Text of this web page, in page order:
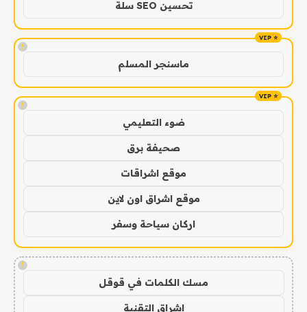
تحسين SEO سلة
!
ماسنجر المسلم
!
ضوء التعليمي
صحيفة برق
موقع اشراقات
موقع اشراق اون لاين
اركان سياحة وسفر
!
مسك الكلمات في قوقل
اشراق التقنية